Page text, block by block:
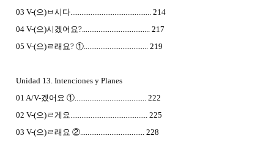
03 V-(으)ㅂ시다............................................ 214
04 V-(으)시겠어요?..................................... 217
05 V-(으)ㄹ래요? ①................................... 219
Unidad 13. Intenciones y Planes
01 A/V-겠어요 ①....................................... 222
02 V-(으)ㄹ게요.......................................... 225
03 V-(으)ㄹ래요 ②................................... 228